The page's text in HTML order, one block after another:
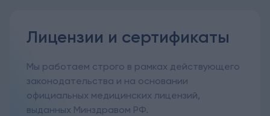
Лицензии и сертификаты
Мы работаем строго в рамках действующего
законодательства и на основании
официальных медицинских лицензий,
выданных Минздравом РФ.